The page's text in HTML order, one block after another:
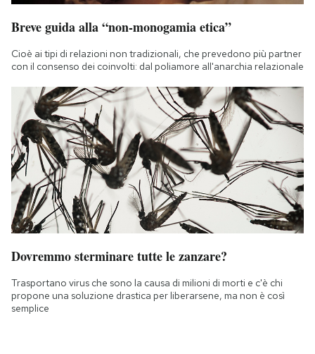
Breve guida alla “non-monogamia etica”
Cioè ai tipi di relazioni non tradizionali, che prevedono più partner
con il consenso dei coinvolti: dal poliamore all'anarchia relazionale
Dovremmo sterminare tutte le zanzare?
Trasportano virus che sono la causa di milioni di morti e c'è chi
propone una soluzione drastica per liberarsene, ma non è così
semplice